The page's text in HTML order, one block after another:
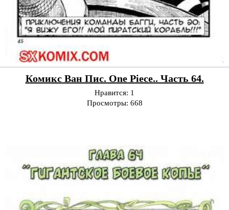
Комикс Ван Пис. One Piece.. Часть 64.
Нравится: 1
Просмотры: 668